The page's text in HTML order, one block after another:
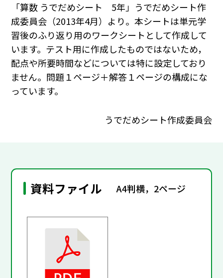
「算数 うでだめシート 5年」うでだめシート作
成委員会（2013年4月）より。本シートは単元学
習後のふり返り用のワークシートとして作成して
います。テスト用に作成したものではないため，
配点や所要時間などについては特に設定しており
ません。問題１ページ＋解答１ページの構成にな
っています。
うでだめシート作成委員会
資料ファイル A4判横，2ページ